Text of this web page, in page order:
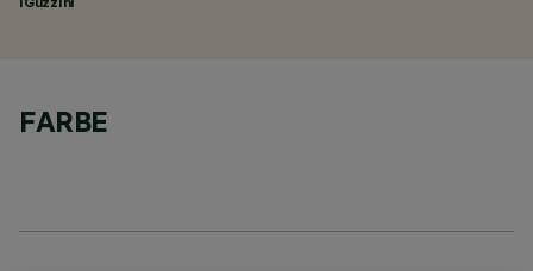
FARBE